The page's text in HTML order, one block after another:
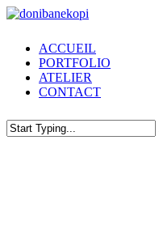
Skip
content
Menu
ACCUEIL
PORTFOLIO
ATELIER
CONTACT